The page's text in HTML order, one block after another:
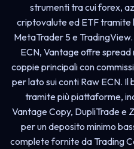
strumenti tra cui forex,
criptovalute ed ETF
MetaTrader 5 e
ECN, Vantage offre
coppie principali con
per lato sui conti Raw ECN.
tramite più piattaforme,
Vantage Copy, DupliTrade e
per un deposito minimo
complete fornite da Trading